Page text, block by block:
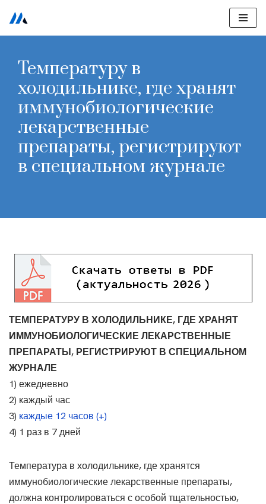
Перейти
содержимому
Температуру в
холодильнике, где хранят
иммунобиологические
лекарственные
препараты, регистрируют
в специальном журнале
ТЕМПЕРАТУРУ В ХОЛОДИЛЬНИКЕ, ГДЕ ХРАНЯТ
ИММУНОБИОЛОГИЧЕСКИЕ ЛЕКАРСТВЕННЫЕ
ПРЕПАРАТЫ, РЕГИСТРИРУЮТ В СПЕЦИАЛЬНОМ
ЖУРНАЛЕ
1) ежедневно
2) каждый час
3) каждые 12 часов (+)
4) 1 раз в 7 дней
Температура в холодильнике, где хранятся
иммунобиологические лекарственные препараты,
должна контролироваться с особой тщательностью,